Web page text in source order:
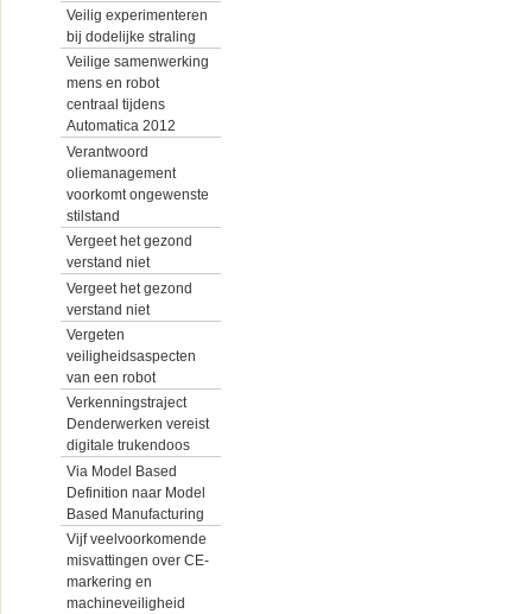
Veilig experimenteren
bij dodelijke straling
Veilige samenwerking
mens en robot
centraal tijdens
Automatica 2012
Verantwoord
oliemanagement
voorkomt ongewenste
stilstand
Vergeet het gezond
verstand niet
Vergeet het gezond
verstand niet
Vergeten
veiligheidsaspecten
van een robot
Verkenningstraject
Denderwerken vereist
digitale trukendoos
Via Model Based
Definition naar Model
Based Manufacturing
Vijf veelvoorkomende
misvattingen over CE-
markering en
machineveiligheid